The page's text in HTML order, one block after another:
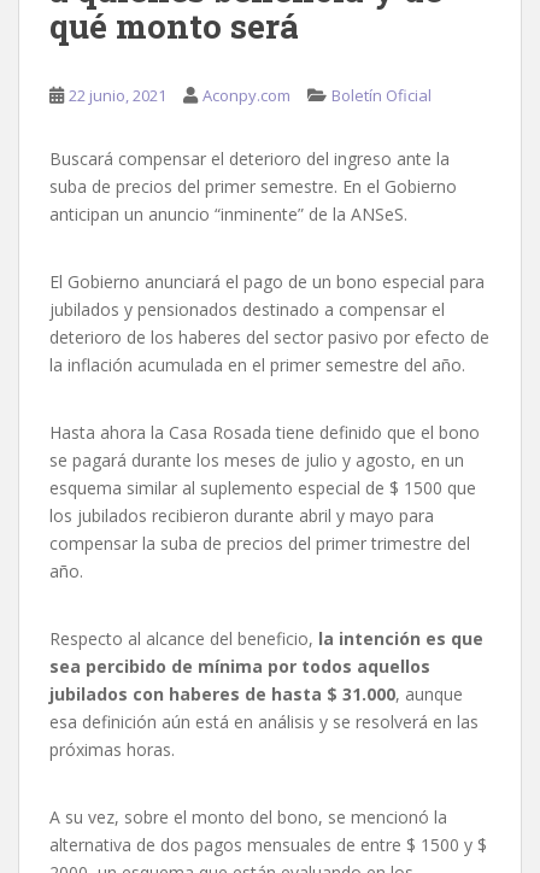
qué monto será
22 junio, 2021 Aconpy.com Boletín Oficial
Buscará compensar el deterioro del ingreso ante la
suba de precios del primer semestre. En el Gobierno
anticipan un anuncio “inminente” de la ANSeS.
El Gobierno anunciará el pago de un bono especial para
jubilados y pensionados destinado a compensar el
deterioro de los haberes del sector pasivo por efecto de
la inflación acumulada en el primer semestre del año.
Hasta ahora la Casa Rosada tiene definido que el bono
se pagará durante los meses de julio y agosto, en un
esquema similar al suplemento especial de $ 1500 que
los jubilados recibieron durante abril y mayo para
compensar la suba de precios del primer trimestre del
año.
Respecto al alcance del beneficio, la intención es que
sea percibido de mínima por todos aquellos
jubilados con haberes de hasta $ 31.000, aunque
esa definición aún está en análisis y se resolverá en las
próximas horas.
A su vez, sobre el monto del bono, se mencionó la
alternativa de dos pagos mensuales de entre $ 1500 y $